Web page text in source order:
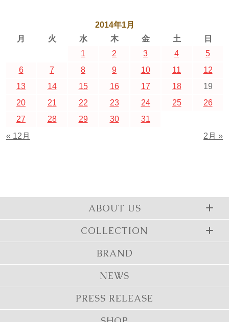
2014年1月
月
火 水 木 金 土 日
« 12月 2月 »
1 2 3 4
5
6
7 8 9 10 11
12
13
14 15 16 17 18
19
20
21 22 23 24 25
26
27
28 29 30 31
ABOUT US
COLLECTION
BRAND
NEWS
PRESS RELEASE